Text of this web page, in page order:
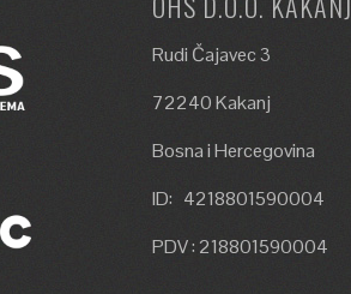
Rudi Čajavec 3
72240 Kakanj
Bosna i Hercegovina
ID: 4218801590004
PDV : 218801590004